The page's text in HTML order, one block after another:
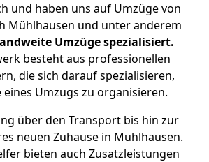
und haben uns auf Umzüge von
Mühlhausen und unter anderem
Umzüge spezialisiert.
besteht aus professionellen
die sich darauf spezialisieren,
eines Umzugs zu organisieren.
über den Transport bis hin zur
neuen Zuhause in Mühlhausen.
bieten auch Zusatzleistungen